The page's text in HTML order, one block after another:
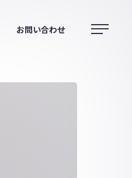
お問い合わせ